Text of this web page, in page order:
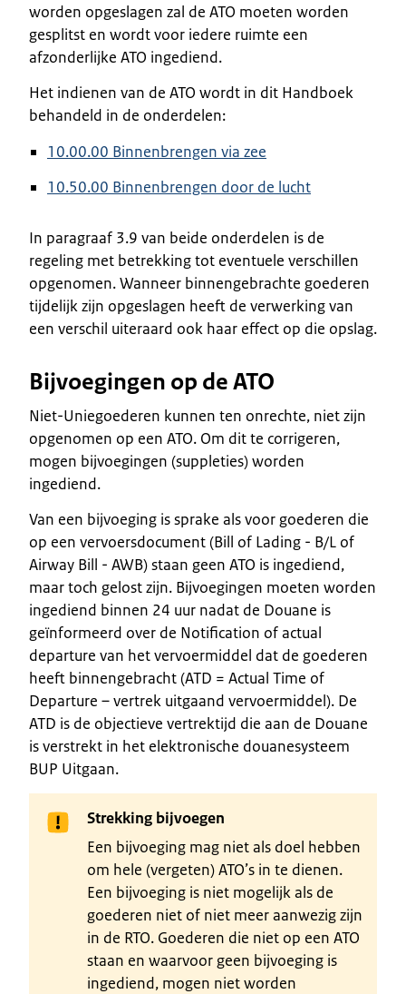
worden opgeslagen zal de ATO moeten worden
gesplitst en wordt voor iedere ruimte een
afzonderlijke ATO ingediend.
Het indienen van de ATO wordt in dit Handboek
behandeld in de onderdelen:
10.00.00 Binnenbrengen via zee
10.50.00 Binnenbrengen door de lucht
In paragraaf 3.9 van beide onderdelen is de
regeling met betrekking tot eventuele verschillen
opgenomen. Wanneer binnengebrachte goederen
tijdelijk zijn opgeslagen heeft de verwerking van
een verschil uiteraard ook haar effect op die opslag.
Bijvoegingen op de ATO
Niet-Uniegoederen kunnen ten onrechte, niet zijn
opgenomen op een ATO. Om dit te corrigeren,
mogen bijvoegingen (suppleties) worden
ingediend.
Van een bijvoeging is sprake als voor goederen die
op een vervoersdocument (Bill of Lading - B/L of
Airway Bill - AWB) staan geen ATO is ingediend,
maar toch gelost zijn. Bijvoegingen moeten worden
ingediend binnen 24 uur nadat de Douane is
geïnformeerd over de Notification of actual
departure van het vervoermiddel dat de goederen
heeft binnengebracht (ATD = Actual Time of
Departure – vertrek uitgaand vervoermiddel). De
ATD is de objectieve vertrektijd die aan de Douane
is verstrekt in het elektronische douanesysteem
BUP Uitgaan.
Strekking bijvoegen
Een bijvoeging mag niet als doel hebben
om hele (vergeten) ATO’s in te dienen.
Een bijvoeging is niet mogelijk als de
goederen niet of niet meer aanwezig zijn
in de RTO. Goederen die niet op een ATO
staan en waarvoor geen bijvoeging is
ingediend, mogen niet worden